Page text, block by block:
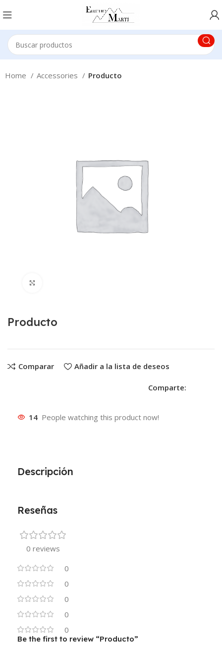
Home Accessories Producto
Producto
Comparar Añadir a la lista de deseos
Comparte:
14 People watching this product now!
Descripción
Reseñas
0 reviews
0
0
0
0
0
Be the first to review “Producto”